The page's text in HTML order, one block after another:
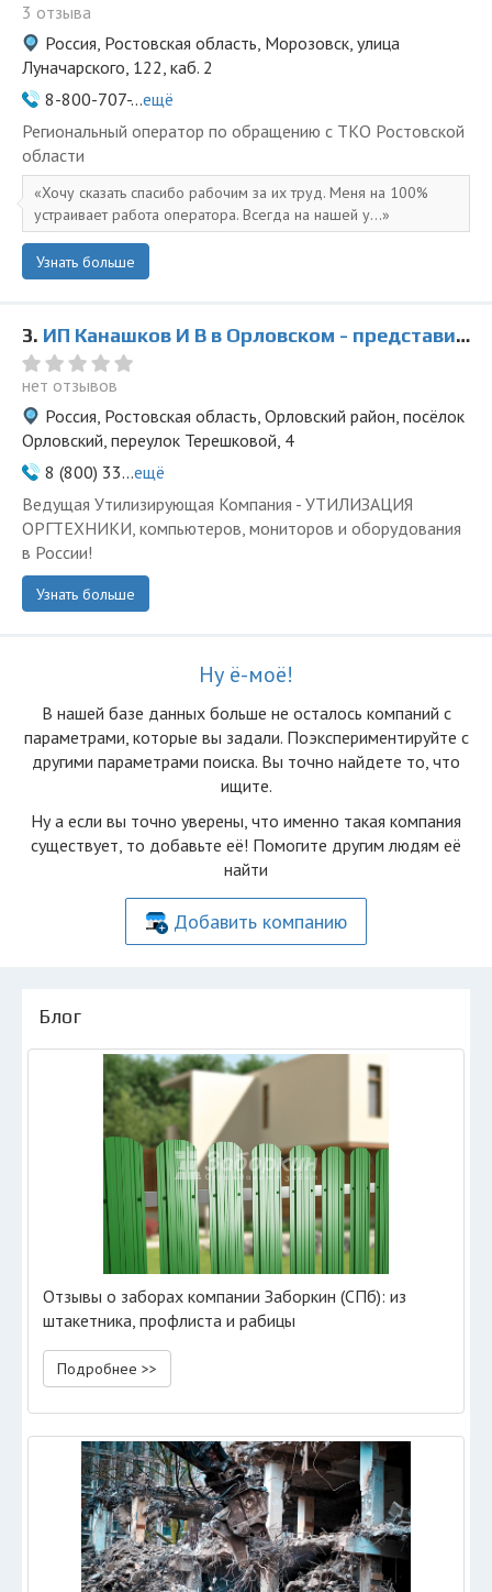
3 отзыва
Россия, Ростовская область, Морозовск, улица
Луначарского, 122, каб. 2
8-800-707-...ещё
Региональный оператор по обращению с ТКО Ростовской
области
Хочу сказать спасибо рабочим за их труд. Меня на 100%
устраивает работа оператора. Всегда на нашей у...
Узнать больше
3. ИП Канашков И В в Орловском - представитель ООО Ведущая Утилизирующая Компания
нет отзывов
Россия, Ростовская область, Орловский район, посёлок
Орловский, переулок Терешковой, 4
8 (800) 33...ещё
Ведущая Утилизирующая Компания - УТИЛИЗАЦИЯ
ОРГТЕХНИКИ, компьютеров, мониторов и оборудования
в России!
Узнать больше
Ну ё-моё!
В нашей базе данных больше не осталоcь компаний с
параметрами, которые вы задали. Поэкспериментируйте с
другими параметрами поиска. Вы точно найдете то, что
ищите.
Ну а если вы точно уверены, что именно такая компания
существует, то добавьте её! Помогите другим людям её
найти
Добавить компанию
Блог
Отзывы о заборах компании Заборкин (СПб): из
штакетника, профлиста и рабицы
Подробнее >>